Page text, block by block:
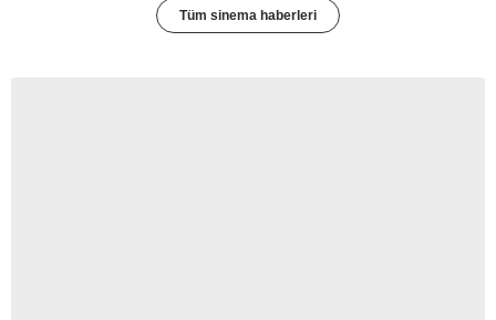
Tüm sinema haberleri